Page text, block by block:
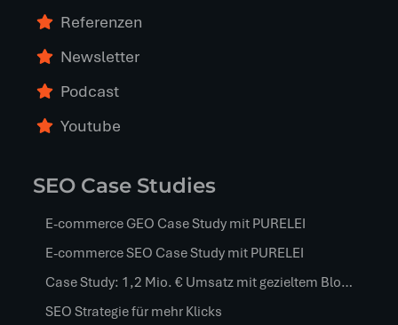
Referenzen
Newsletter
Podcast
Youtube
SEO Case Studies
E-commerce GEO Case Study mit PURELEI
E-commerce SEO Case Study mit PURELEI
Case Study: 1,2 Mio. € Umsatz mit gezieltem Blog-Content
SEO Strategie für mehr Klicks